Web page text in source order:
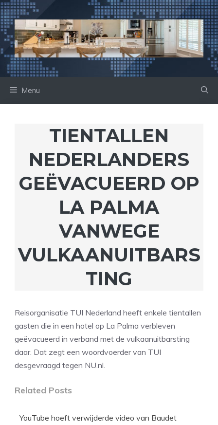
Ga
naar
de
inhoud
Menu
TIENTALLEN
NEDERLANDERS
GEËVACUEERD OP
LA PALMA
VANWEGE
VULKAANUITBARS
TING
Reisorganisatie TUI Nederland heeft enkele tientallen
gasten die in een hotel op La Palma verbleven
geëvacueerd in verband met de vulkaanuitbarsting
daar. Dat zegt een woordvoerder van TUI
desgevraagd tegen NU.nl.
Related Posts
YouTube hoeft verwijderde video van Baudet